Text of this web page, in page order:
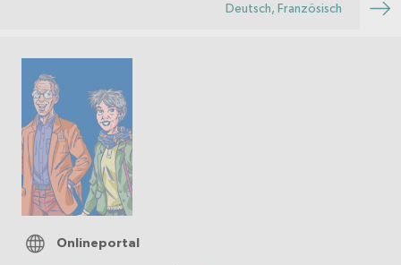
Deutsch, Französisch
Onlineportal